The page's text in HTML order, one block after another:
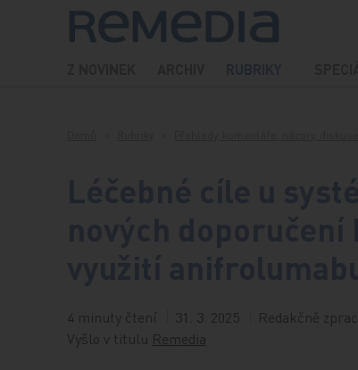
Přeskočit na obsah
4 minuty čtení 31. 3. 2025
Redakčně
Vyšlo v titulu Remedia